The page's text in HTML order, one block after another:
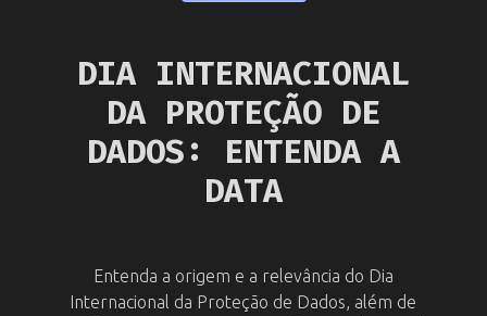
DIA INTERNACIONAL
DA PROTEÇÃO DE
DADOS: ENTENDA A
DATA
Entenda a origem e a relevância do Dia
Internacional da Proteção de Dados, além de